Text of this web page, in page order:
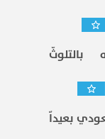
بالتلوثّ
بعيداّ